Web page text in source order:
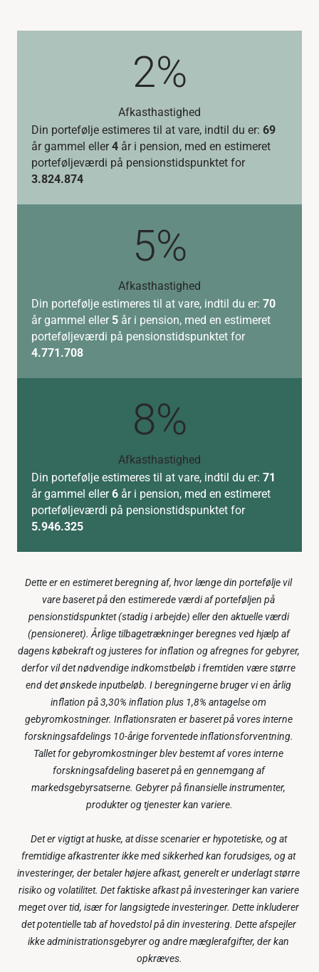
2%
Afkasthastighed
Din portefølje estimeres til at vare, indtil du er: 69
år gammel eller4 år i pension, med en estimeret
porteføljeværdi på pensionstidspunktet for
3.824.874
5%
Afkasthastighed
Din portefølje estimeres til at vare, indtil du er: 70
år gammel eller 5 år i pension, med en estimeret
porteføljeværdi på pensionstidspunktet for
4.771.708
8%
Afkasthastighed
Din portefølje estimeres til at vare, indtil du er: 71
år gammel eller6 år i pension, med en estimeret
porteføljeværdi på pensionstidspunktet for
5.946.325
Dette er en estimeret beregning af, hvor længe din portefølje vil
vare baseret på den estimerede værdi af porteføljen på
pensionstidspunktet (stadig i arbejde) eller den aktuelle værdi
(pensioneret). Årlige tilbagetrækninger beregnes ved hjælp af
dagens købekraft og justeres for inflation og afregnes for gebyrer,
derfor vil det nødvendige indkomstbeløb i fremtiden være større
end det ønskede inputbeløb. I beregningerne bruger vi en årlig
inflation på 3,30% inflation plus 1,8% antagelse om
gebyromkostninger. Inflationsraten er baseret på vores interne
forskningsafdelings 10-årige forventede inflationsforventning.
Tallet for gebyromkostninger blev bestemt af vores interne
forskningsafdeling baseret på en gennemgang af
markedsgebyrsatserne. Gebyrer på finansielle instrumenter,
produkter og tjenester kan variere.
Det er vigtigt at huske, at disse scenarier er hypotetiske, og at
fremtidige afkastrenter ikke med sikkerhed kan forudsiges, og at
investeringer, der betaler højere afkast, generelt er underlagt større
risiko og volatilitet. Det faktiske afkast på investeringer kan variere
meget over tid, især for langsigtede investeringer. Dette inkluderer
det potentielle tab af hovedstol på din investering. Dette afspejler
ikke administrationsgebyrer og andre mæglerafgifter, der kan
opkræves.